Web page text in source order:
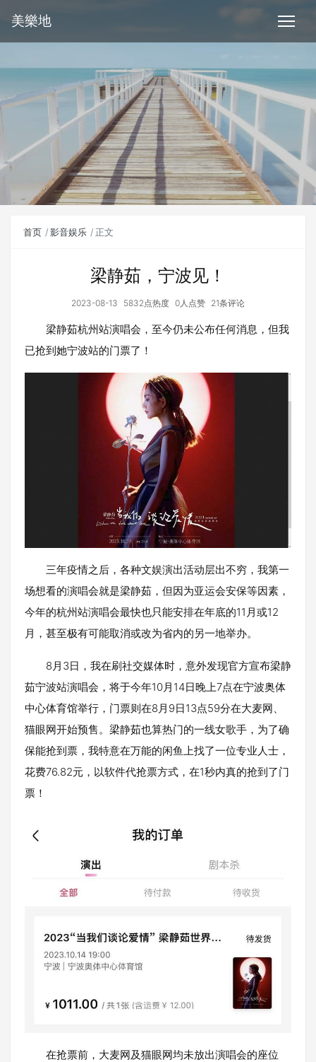
美樂地
首页 影音娱乐 正文
梁静茹，宁波见！
2023-08-13 5832点热度 0人点赞 21条评论
梁静茹杭州站演唱会，至今仍未公布任何消息，但我
已抢到她宁波站的门票了！
三年疫情之后，各种文娱演出活动层出不穷，我第一
场想看的演唱会就是梁静茹，但因为亚运会安保等因素，
今年的杭州站演唱会最快也只能安排在年底的11月或12
月，甚至极有可能取消或改为省内的另一地举办。
8月3日，我在刷社交媒体时，意外发现官方宣布梁静
茹宁波站演唱会，将于今年10月14日晚上7点在宁波奥体
中心体育馆举行，门票则在8月9日13点59分在大麦网、
猫眼网开始预售。梁静茹也算热门的一线女歌手，为了确
保能抢到票，我特意在万能的闲鱼上找了一位专业人士，
花费76.82元，以软件代抢票方式，在1秒内真的抢到了门
票！
在抢票前，大麦网及猫眼网均未放出演唱会的座位